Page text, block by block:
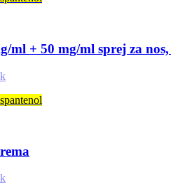
ml + 50 mg/ml sprej za